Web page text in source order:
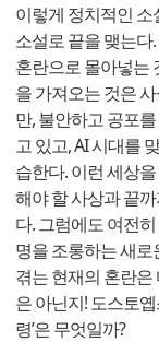
이렇게 정치적인
소설로 끝을 맺는다
혼란으로 몰아넣는
을 가져오는 것은
만, 불안하고 공포
고 있고, AI 시대를
습한다. 이런 세상
해야 할 사상과 끝
다. 그럼에도 여전
명을 조롱하는 새
겪는 현재의 혼란
은 아닌지! 도스토
령’은 무엇일까?